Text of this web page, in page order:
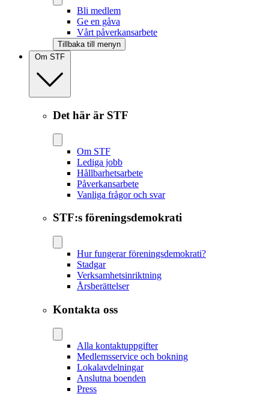
Bli medlem
Ge en gåva
Vårt påverkansarbete
Tillbaka till menyn
Om STF
Det här är STF
Om STF
Lediga jobb
Hållbarhetsarbete
Påverkansarbete
Vanliga frågor och svar
STF:s föreningsdemokrati
Hur fungerar föreningsdemokrati?
Stadgar
Verksamhetsinriktning
Årsberättelser
Kontakta oss
Alla kontaktuppgifter
Medlemsservice och bokning
Lokalavdelningar
Anslutna boenden
Press